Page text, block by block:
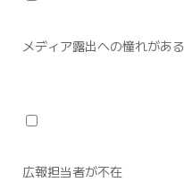
メディア露出への憧れがある
広報担当者が不在